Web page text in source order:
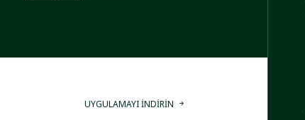
UYGULAMAYI İNDİRİN